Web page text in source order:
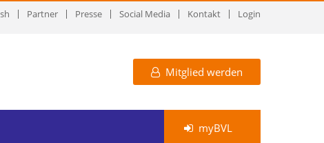
Partner Presse Social Media Kontakt Login
Mitglied werden
myBVL